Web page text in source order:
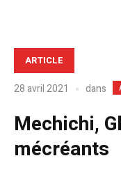
ARTICLE
28 avril 2021 dans
Mechichi,
mécréants